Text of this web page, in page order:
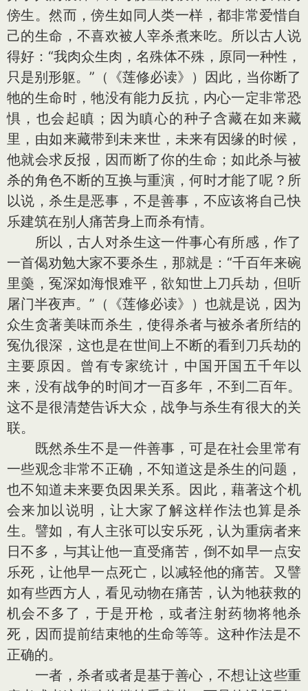
傍生。然而，傍生如同人类一样，都非常爱惜自
己的生命，不喜欢被人宰杀煮来吃。所以古人说
得好：“我肉众生肉，名殊体不殊，原同一种性，
只是别形躯。”（《莲修必读》）因此，当你断了
牠的生命时，牠没有能力反抗，内心一定非常恐
惧，也会起瞋；因为瞋心的种子含藏在如来藏
里，由如来藏带到未来世，未来有因缘的时候，
他就会求反报，因而断了你的生命；如此杀与被
杀的角色不断的互换与重演，何时才能了呢？所
以说，杀生是恶事，不是善事，不应该将自己快
乐建筑在别人痛苦身上而杀有情。
所以，古人对杀生这一件事心有所感，作了
一首偈劝勉大家不要杀生，那就是：“千百年来碗
里羮，冤深如海恨难平，欲知世上刀兵劫，但听
屠门半夜声。”（《莲修必读》）也就是说，因为
众生贪著美味而杀生，使得杀者与被杀者所结的
冤仇很深，这也是在世间上不断的看到刀兵劫的
主要原因。曾有专家统计，中国开国五千年以
来，没有战争的时间才一百多年，不到二百年。
这不是很清楚告诉大众，战争与杀生有很大的关
联。
既然杀生不是一件善事，可是在社会里常有
一些观念非常不正确，不知道这是杀生的问题，
也不知道未来要负因果关系。因此，藉著这个机
会来加以说明，让大家了解这样作法也算是杀
生。譬如，有人主张可以安乐死，认为重病者来
日不多，与其让他一直受痛苦，倒不如早一点安
乐死，让他早一点死亡，以减轻他的痛苦。又譬
如有些西方人，看见动物在痛苦，认为牠获救的
机会不多了，于是开枪，或者注射药物将牠杀
死，因而提前结束牠的生命等等。这种作法是不
正确的。
一者，杀者或者是基于善心，不想让这些重